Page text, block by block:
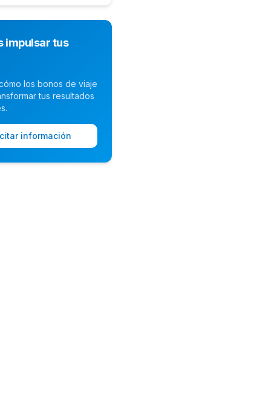
impulsar tus
los bonos de viaje
tus resultados
información